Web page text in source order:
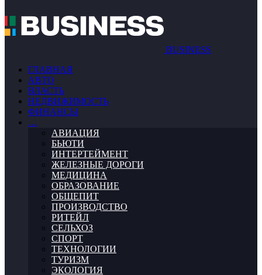
BUSINESS
ГЛАВНАЯ
АВТО
ВЛАСТЬ
НЕДВИЖИМОСТЬ
ФИНАНСЫ
…
АВИАЦИЯ
БЬЮТИ
ИНТЕРТЕЙМЕНТ
ЖЕЛЕЗНЫЕ ДОРОГИ
МЕДИЦИНА
ОБРАЗОВАНИЕ
ОБЩЕПИТ
ПРОИЗВОДСТВО
РИТЕЙЛ
СЕЛЬХОЗ
СПОРТ
ТЕХНОЛОГИИ
ТУРИЗМ
ЭКОЛОГИЯ